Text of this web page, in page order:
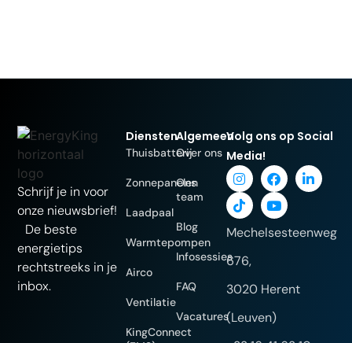
Schrijf je in voor
onze nieuwsbrief!
De beste
energietips
rechtstreeks in je
inbox.
Diensten
Thuisbatterij
Zonnepanelen
Laadpaal
Warmtepompen
Airco
Ventilatie
KingConnect
Algemeen
Over ons
Ons
team
Blog
Infosessies
FAQ
Vacatures
Volg ons op Social
Media!
Mechelsesteenweg
676,
3020 Herent
(Leuven)